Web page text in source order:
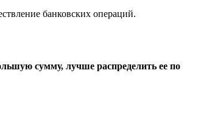
банковских операций.
сумму, лучше распределить ее по